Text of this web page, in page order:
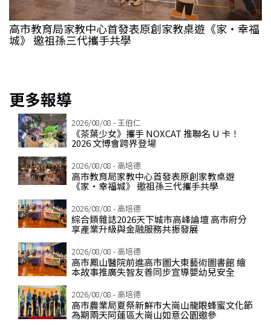
高市教育局家教中心首發表原創家教桌遊《家‧幸福
城》 邀祖孫三代攜手共學
更多報導
2026/08/08 - 王伯仁
《茶葉少女》攜手 NOXCAT 推聯名 U 卡！
2026 文博會跨界登場
2026/08/08 - 高培德
高市教育局家教中心首發表原創家教桌遊
《家‧幸福城》 邀祖孫三代攜手共學
2026/08/08 - 高培德
綜合類雜誌2026天下城市高峰論壇 高市府分
享產業升級與金融服務共振發展
2026/08/08 - 高培德
高市鳳山醫院前進高市圖大東藝術圖書館 繪
本故事推廣失智友善同步宣導嬰幼兒安全
2026/08/08 - 高培德
高市農業局夏祭新鮮市大崗山龍眼蜂蜜文化節
為期兩天阿蓮區大崗山如意公園邀參